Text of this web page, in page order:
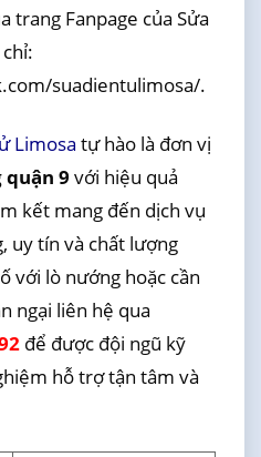
trang Fanpage của Sửa
suadientulimosa/.
Limosa tự hào là đơn vị
9 với hiệu quả
kết mang đến dịch vụ
uy tín và chất lượng
với lò nướng hoặc cần
ngại liên hệ qua
để được đội ngũ kỹ
hỗ trợ tận tâm và